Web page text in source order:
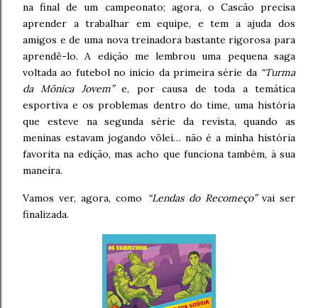
na final de um campeonato; agora, o Cascão precisa
aprender a trabalhar em equipe, e tem a ajuda dos
amigos e de uma nova treinadora bastante rigorosa para
aprendê-lo. A edição me lembrou uma pequena saga
voltada ao futebol no início da primeira série da “Turma
da Mônica Jovem”e, por causa de toda a temática
esportiva e os problemas dentro do time, uma história
que esteve na segunda série da revista, quando as
meninas estavam jogando vôlei… não é a minha história
favorita na edição, mas acho que funciona também, à sua
maneira.
Vamos ver, agora, como “Lendas do Recomeço”vai ser
finalizada.